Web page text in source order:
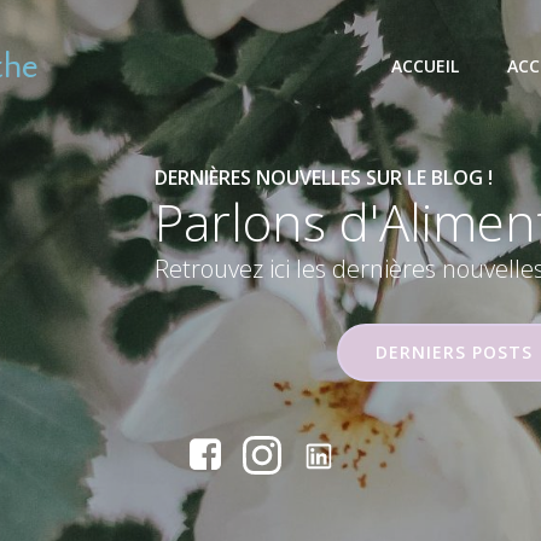
ACCUEIL
DERNIÈRES NOUVELLES SUR LE BLOG !
Parlonsdu
Retrouvez ici les dernières
DERNIERS POSTS